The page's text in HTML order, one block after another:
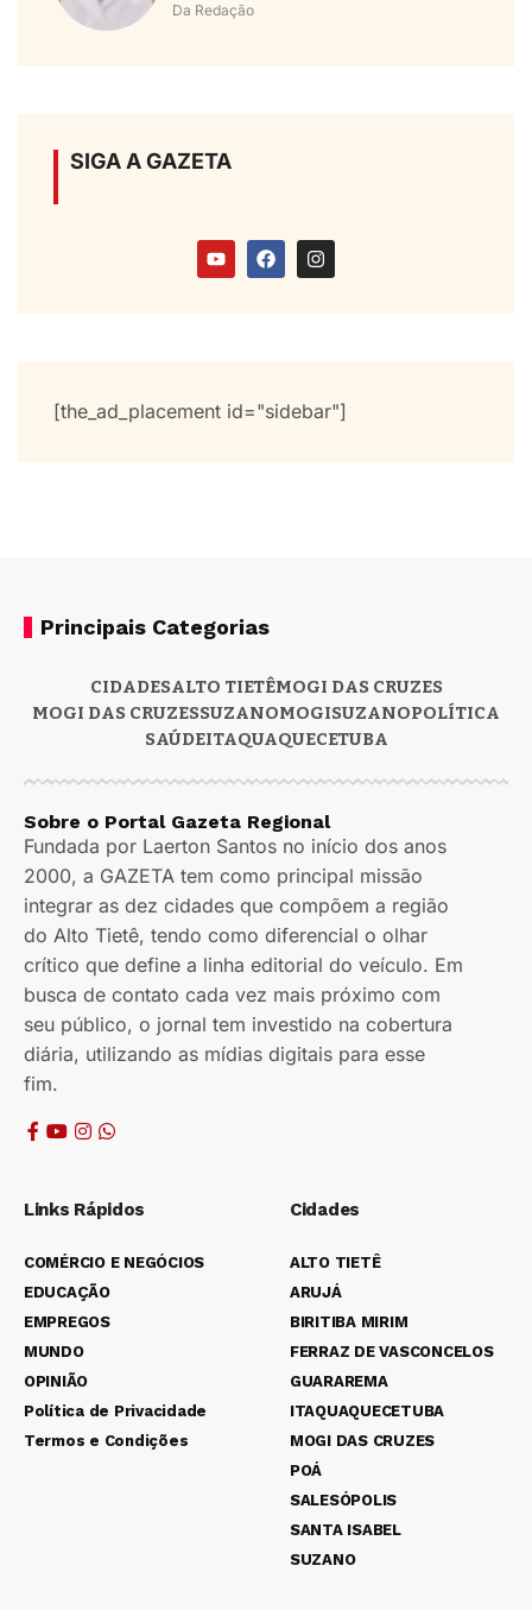
Da Redação
SIGA A GAZETA
[the_ad_placement id="sidebar"]
Principais Categorias
CIDADESALTO TIETÊMOGI DAS CRUZES
MOGI DAS CRUZESSUZANOMOGISUZANOPOLÍTICA
SAÚDEITAQUAQUECETUBA
Sobre o Portal Gazeta Regional
Fundada por Laerton Santos no início dos anos
2000, a GAZETA tem como principal missão
integrar as dez cidades que compõem a região
do Alto Tietê, tendo como diferencial o olhar
crítico que define a linha editorial do veículo. Em
busca de contato cada vez mais próximo com
seu público, o jornal tem investido na cobertura
diária, utilizando as mídias digitais para esse
fim.
Links Rápidos
COMÉRCIO E NEGÓCIOS
EDUCAÇÃO
EMPREGOS
MUNDO
OPINIÃO
Política de Privacidade
Termos e Condições
Cidades
ALTO TIETÊ
ARUJÁ
BIRITIBA MIRIM
FERRAZ DE VASCONCELOS
GUARAREMA
ITAQUAQUECETUBA
MOGI DAS CRUZES
POÁ
SALESÓPOLIS
SANTA ISABEL
SUZANO